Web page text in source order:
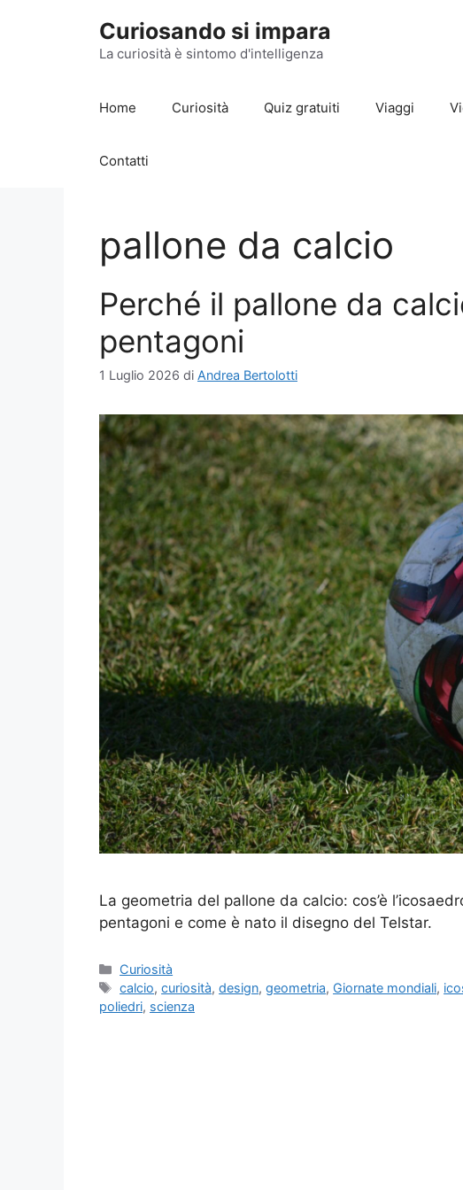
Curiosando si impara
La curiosità è sintomo d'intelligenza
Home Curiosità Quiz gratuiti Viaggi
Contatti
pallone da calcio
Perché il pallone da
pentagoni
1 Luglio 2026 di Andrea Bertolotti
La geometria del pallone da calcio: cos’è
pentagoni e come è nato il disegno del Telstar.
Categorie
Curiosità
Tag
calcio,curiosità,design,geometria, Giornate mondiali,
poliedri, scienza